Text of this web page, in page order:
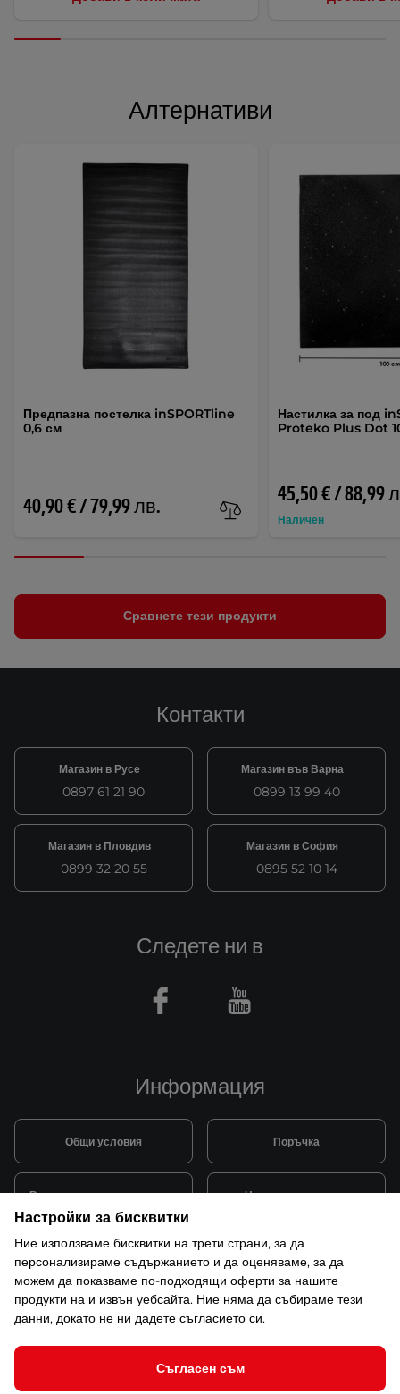
Алтернативи
Предпазна постелка inSPORTline
0,6 см
40,90 € / 79,99 лв.
Настилка за под
Proteko Plus Dot
45,50 € / 88,99
Наличен
Сравнете тези продукти
Контакти
Магазин в Русе
0897 61 21 90
Магазин във Варна
0899 13 99 40
Магазин в Пловдив
0899 32 20 55
Магазин в София
0895 52 10 14
Информация
Общи условия Поръчка
Видове и цена за транспорт Начини на плащане
Система за лоялни клиенти Монтаж и поддръжка
Рекламации и гаранция
Следете ни в
Facebook Youtube
Настройки за бисквитки
Ние използваме бисквитки на трети страни, за да
персонализираме съдържанието и да оценяваме, за да
можем да показваме по-подходящи оферти за нашите
продукти на и извън уебсайта. Ние няма да събираме тези
данни, докато не ни дадете съгласието си.
Съгласен съм